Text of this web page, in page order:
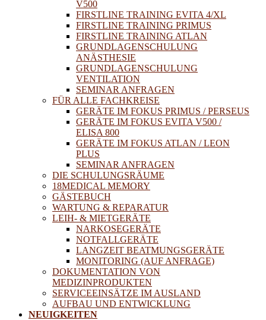
V500
FIRSTLINE TRAINING EVITA 4/XL
FIRSTLINE TRAINING PRIMUS
FIRSTLINE TRAINING ATLAN
GRUNDLAGENSCHULUNG
ANÄSTHESIE
GRUNDLAGENSCHULUNG
VENTILATION
SEMINAR ANFRAGEN
FÜR ALLE FACHKREISE
GERÄTE IM FOKUS PRIMUS / PERSEUS
GERÄTE IM FOKUS EVITA V500 /
ELISA 800
GERÄTE IM FOKUS ATLAN / LEON
PLUS
SEMINAR ANFRAGEN
DIE SCHULUNGSRÄUME
18MEDICAL MEMORY
GÄSTEBUCH
WARTUNG & REPARATUR
LEIH- & MIETGERÄTE
NARKOSEGERÄTE
NOTFALLGERÄTE
LANGZEIT BEATMUNGSGERÄTE
MONITORING (AUF ANFRAGE)
DOKUMENTATION VON
MEDIZINPRODUKTEN
SERVICEEINSÄTZE IM AUSLAND
AUFBAU UND ENTWICKLUNG
NEUIGKEITEN